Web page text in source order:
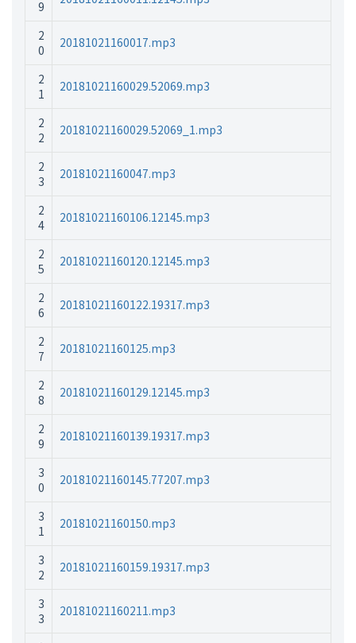
9
2
0
20181021160017.mp3
2
1
20181021160029.52069.mp3
2
2
20181021160029.52069_1.mp3
2
3
20181021160047.mp3
2
4
20181021160106.12145.mp3
2
5
20181021160120.12145.mp3
2
6
20181021160122.19317.mp3
2
7
20181021160125.mp3
2
8
20181021160129.12145.mp3
2
9
20181021160139.19317.mp3
3
0
20181021160145.77207.mp3
3
1
20181021160150.mp3
3
2
20181021160159.19317.mp3
3
3
20181021160211.mp3